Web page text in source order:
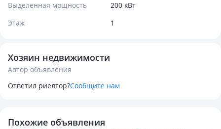
Выделенная мощность
200 кВт
Этаж
1
Хозяин недвижимости
Автор объявления
Ответил риелтор?Сообщите нам
Похожие объявления